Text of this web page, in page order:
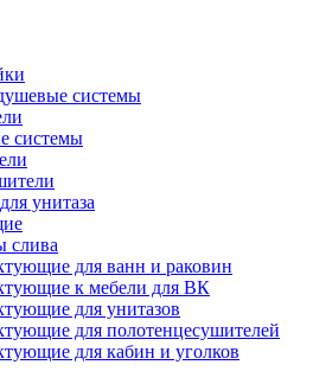
системы
системы
унитаза
слива
для ванн и раковин
к мебели для ВК
для унитазов
для полотенцесушителей
для кабин и уголков